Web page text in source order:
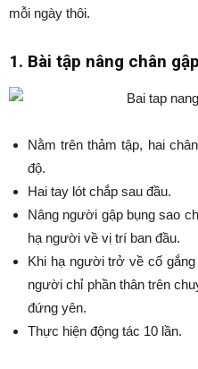
mỗi ngày thôi.
1. Bài tập nâng chân
Nằm trên thảm tập, hai
độ.
Hai tay lót chắp sau đầu.
Nâng người gập bụng sao
hạ người về vị trí ban đầu.
Khi hạ người trở về cố
người chỉ phần thân trên
đứng yên.
Thực hiện động tác 10 lần.